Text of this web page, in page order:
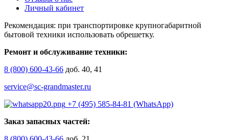
Личный кабинет
Рекомендация: при транспортировке крупногабаритной
бытовой техники использовать обрешетку.
Ремонт и обслуживание техники:
8 (800) 600-43-66 доб. 40, 41
service@sc-grandmaster.ru
+7 (495) 585-84-81 (WhatsApp)
Заказ запасных частей: